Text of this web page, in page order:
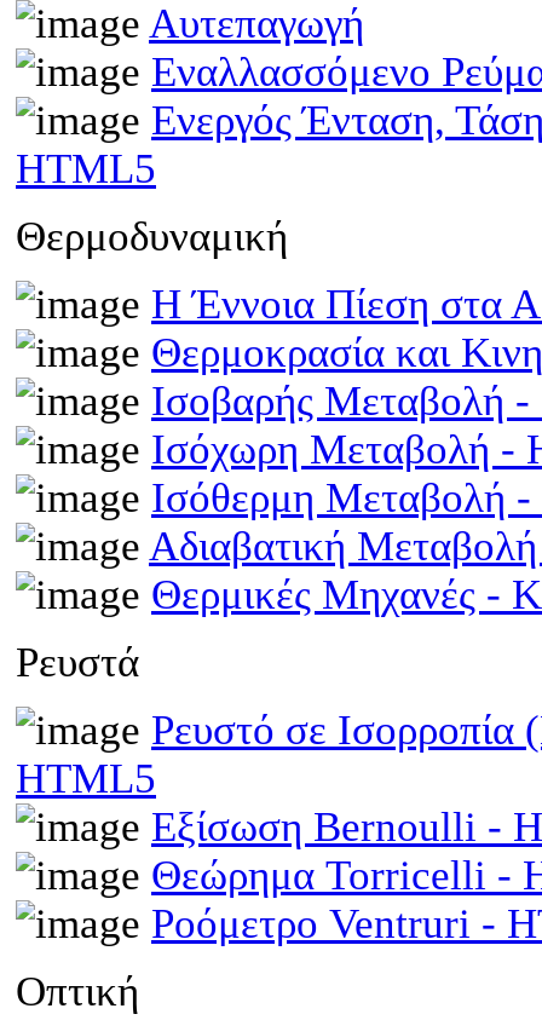
Αυτεπαγωγή
Εναλλασσόμενο
Ενεργός Ένταση,
HTML5
Θερμοδυναμική
Η Έννοια Πίεση στα
Θερμοκρασία και
Ισοβαρής Μεταβολή
Ισόχωρη Μεταβολή -
Ισόθερμη Μεταβολή
Αδιαβατική
Θερμικές Μηχανές -
Ρευστά
Ρευστό σε Ισορροπία
HTML5
Εξίσωση Bernoulli -
Θεώρημα Torricelli -
Ροόμετρο Ventruri -
Οπτική